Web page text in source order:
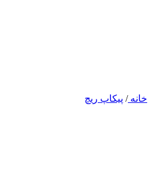
خانه/ پیکاپ ریچ